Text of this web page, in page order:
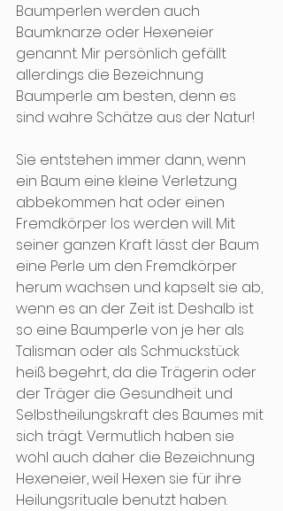
Baumperlen werden auch
Baumknarze oder Hexeneier
genannt. Mir persönlich gefällt
allerdings die Bezeichnung
Baumperle am besten, denn es
sind wahre Schätze aus der Natur!
Sie entstehen immer dann, wenn
ein Baum eine kleine Verletzung
abbekommen hat oder einen
Fremdkörper los werden will. Mit
seiner ganzen Kraft lässt der Baum
eine Perle um den Fremdkörper
herum wachsen und kapselt sie ab,
wenn es an der Zeit ist. Deshalb ist
so eine Baumperle von je her als
Talisman oder als Schmuckstück
heiß begehrt, da die Trägerin oder
der Träger die Gesundheit und
Selbstheilungskraft des Baumes mit
sich trägt. Vermutlich haben sie
wohl auch daher die Bezeichnung
Hexeneier, weil Hexen sie für ihre
Heilungsrituale benutzt haben.